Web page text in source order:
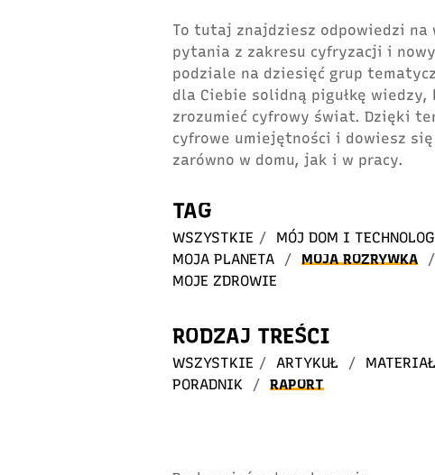
To tutaj znajdziesz odpowiedzi na
pytania z zakresu cyfryzacji i
podziale na dziesięć grup
dla Ciebie solidną pigułkę
zrozumieć cyfrowy świat. Dzięki
cyfrowe umiejętności i dowiesz
zarówno w domu, jak i w pracy.
TAG
WSZYSTKIE / MÓJ DOM I
MOJA PLANETA
/ MOJA ROZRYWKA /
MOJE ZDROWIE
RODZAJ TREŚCI
WSZYSTKIE / ARTYKUŁ /
PORADNIK
/ RAPORT